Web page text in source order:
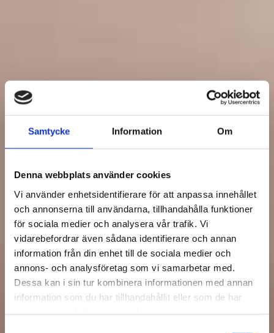
Samtycke Information Om
Denna webbplats använder cookies
Vi använder enhetsidentifierare för att anpassa innehållet
och annonserna till användarna, tillhandahålla funktioner
för sociala medier och analysera vår trafik. Vi
vidarebefordrar även sådana identifierare och annan
information från din enhet till de sociala medier och
annons- och analysföretag som vi samarbetar med.
Dessa kan i sin tur kombinera informationen med annan
information som du har tillhandahållit eller som de har